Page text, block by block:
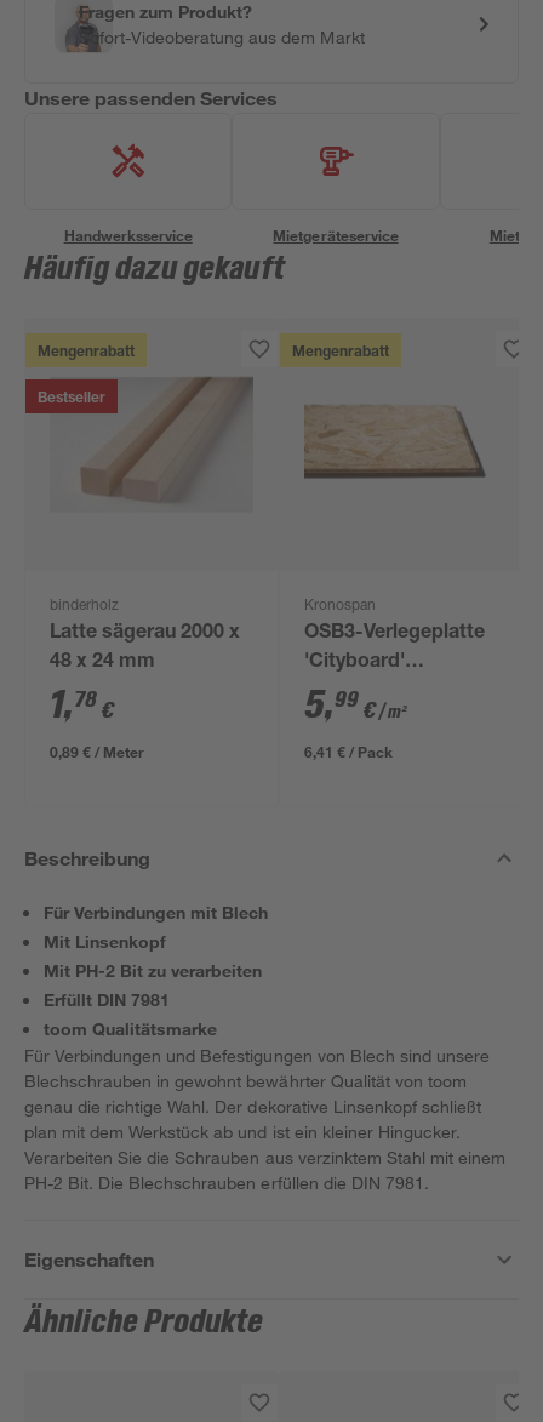
Fragen zum Produkt?
Sofort-Videoberatung aus dem Markt
Unsere passenden Services
Handwerksservice Mietgeräteservice
Häufig dazu gekauft
Mengenrabatt
Bestseller
binderholz
Latte sägerau 2000 x
48 x 24 mm
1,78 €
0,89 € / Meter
Mengenrabatt
Kronospan
OSB3-Verlegeplatte
'Cityboard'
ungeschliffen 1690 x
634 x 12 mm
5,99 €/ m²
6,41 € / Pack
Beschreibung
Für Verbindungen mit Blech
Mit Linsenkopf
Mit PH-2 Bit zu verarbeiten
Erfüllt DIN 7981
toom Qualitätsmarke
Für Verbindungen und Befestigungen von Blech sind unsere
Blechschrauben in gewohnt bewährter Qualität von toom
genau die richtige Wahl. Der dekorative Linsenkopf schließt
plan mit dem Werkstück ab und ist ein kleiner Hingucker.
Verarbeiten Sie die Schrauben aus verzinktem Stahl mit einem
PH-2 Bit. Die Blechschrauben erfüllen die DIN 7981.
Eigenschaften
Ähnliche Produkte